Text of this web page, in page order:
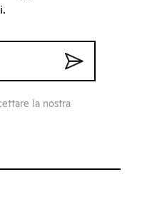
la nostra